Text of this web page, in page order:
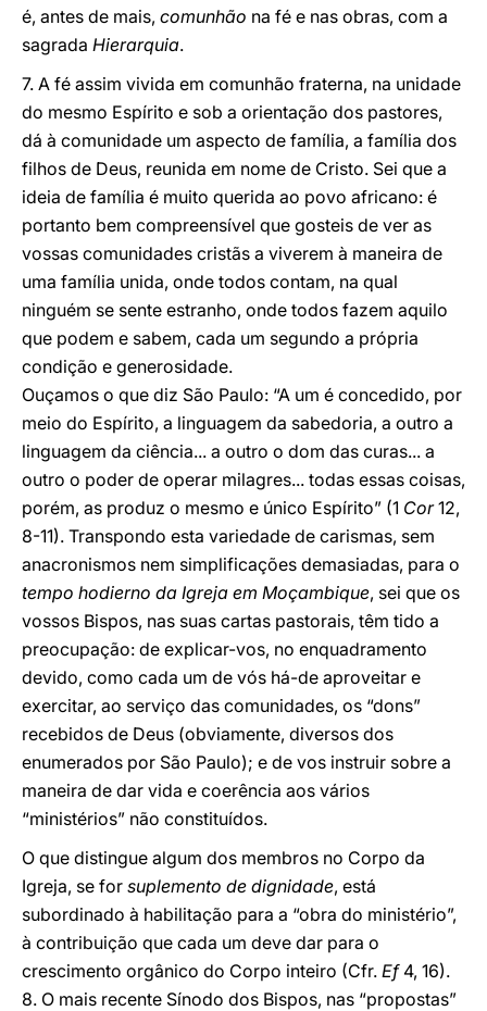
é, antes de mais, comunhão na fé e nas obras, com a
sagrada Hierarquia.
7. A fé assim vivida em comunhão fraterna, na unidade
do mesmo Espírito e sob a orientação dos pastores,
dá à comunidade um aspecto de família, a família dos
filhos de Deus, reunida em nome de Cristo. Sei que a
ideia de família é muito querida ao povo africano: é
portanto bem compreensível que gosteis de ver as
vossas comunidades cristãs a viverem à maneira de
uma família unida, onde todos contam, na qual
ninguém se sente estranho, onde todos fazem aquilo
que podem e sabem, cada um segundo a própria
condição e generosidade.
Ouçamos o que diz São Paulo: “A um é concedido, por
meio do Espírito, a linguagem da sabedoria, a outro a
linguagem da ciência... a outro o dom das curas... a
outro o poder de operar milagres... todas essas coisas,
porém, as produz o mesmo e único Espírito” (1 Cor12,
8-11). Transpondo esta variedade de carismas, sem
anacronismos nem simplificações demasiadas, para o
tempo hodierno da Igreja em Moçambique, sei que os
vossos Bispos, nas suas cartas pastorais, têm tido a
preocupação: de explicar-vos, no enquadramento
devido, como cada um de vós há-de aproveitar e
exercitar, ao serviço das comunidades, os “dons”
recebidos de Deus (obviamente, diversos dos
enumerados por São Paulo); e de vos instruir sobre a
maneira de dar vida e coerência aos vários
“ministérios” não constituídos.
O que distingue algum dos membros no Corpo da
Igreja, se for suplemento de dignidade, está
subordinado à habilitação para a “obra do ministério”,
à contribuição que cada um deve dar para o
crescimento orgânico do Corpo inteiro (Cfr. Ef4, 16).
8. O mais recente Sínodo dos Bispos, nas “propostas”